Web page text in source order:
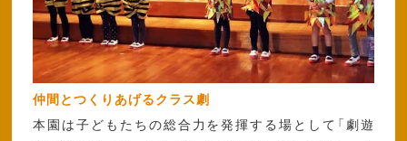
仲間とつくりあげるクラス劇
本園は子どもたちの総合力を発揮する場として「劇遊